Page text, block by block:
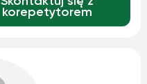
korepetytorem